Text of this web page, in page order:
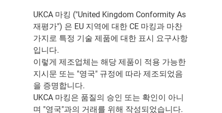
UKCA 마킹 ("United Kingdom Conformity As
재평가") 은 EU 지역에 대한 CE 마킹과 마찬
가지로 특정 기술 제품에 대한 표시 요구사항
입니다.
이렇게 제조업체는 해당 제품이 적용 가능한
지시문 또는 "영국" 규정에 따라 제조되었음
을 증명합니다.
UKCA 마킹은 품질의 승인 또는 확인이 아니
며 "영국"과의 거래를 위해 작성되었습니다.